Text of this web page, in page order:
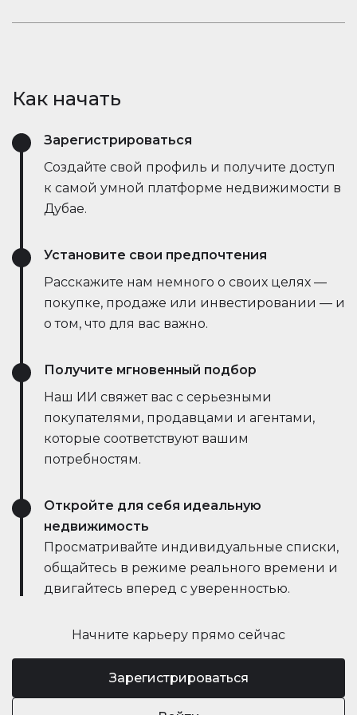
делая сделки быстрее и эффективнее, чем
приложениями. Задавайте вопросы, делитесь
режиме реального времени — всё в одном
месте.
Как начать
Начните карьеру прямо сейчас
Зарегистрироваться
Зарегистрироваться
Создайте свой профиль и получите доступ
к самой умной платформе недвижимости в
Дубае.
Установите свои предпочтения
Расскажите нам немного о своих целях —
покупке, продаже или инвестировании — и
о том, что для вас важно.
Получите мгновенный подбор
Наш ИИ свяжет вас с серьезными
покупателями, продавцами и агентами,
которые соответствуют вашим
потребностям.
Откройте для себя идеальную
недвижимость
Просматривайте индивидуальные списки,
общайтесь в режиме реального времени и
двигайтесь вперед с уверенностью.